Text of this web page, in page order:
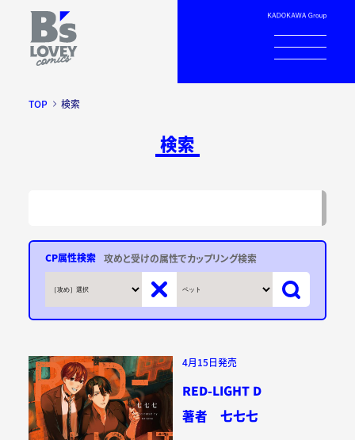
TOP 検索
検索
攻めと受けの属性でカップリング検索
CP属性検索
4月15日発売
RED-LIGHT D
著者 七七七